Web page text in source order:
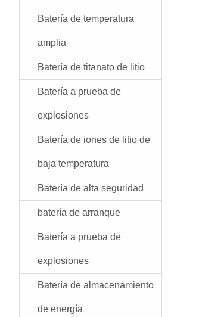
Batería de temperatura
amplia
Batería de titanato de litio
Batería a prueba de
explosiones
Batería de iones de litio de
baja temperatura
Batería de alta seguridad
batería de arranque
Batería a prueba de
explosiones
Batería de almacenamiento
de energía